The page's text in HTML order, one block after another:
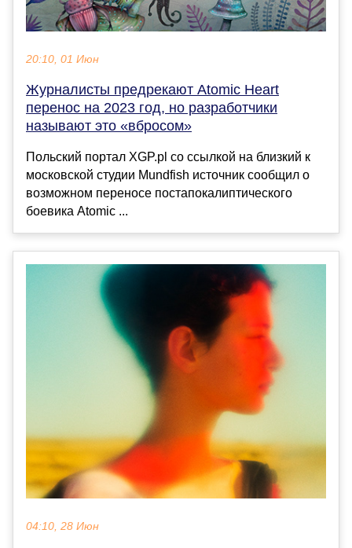
20:10, 01 Июн
Журналисты предрекают Atomic Heart
перенос на 2023 год, но разработчики
называют это «вбросом»
Польский портал XGP.pl со ссылкой на близкий к
московской студии Mundfish источник сообщил о
возможном переносе постапокалиптического
боевика Atomic ...
04:10, 28 Июн